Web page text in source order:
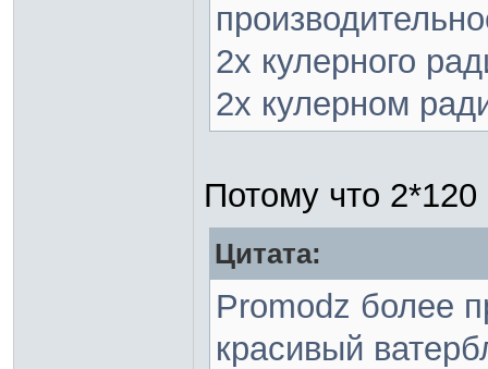
2х кулерного
2х кулерном
Потому что
Цитата:
Promodz более
красивый